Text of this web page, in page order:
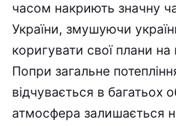
часом накриють значну
України, змушуючи
коригувати свої плани на
Попри загальне
відчувається в багатьох
атмосфера залишається